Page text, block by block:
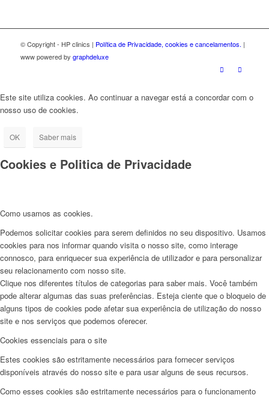
© Copyright - HP clinics | Política de Privacidade, cookies e cancelamentos. |
www powered by graphdeluxe
Este site utiliza cookies. Ao continuar a navegar está a concordar com o
nosso uso de cookies.
OK Saber mais
Cookies e Politica de Privacidade
Como usamos as cookies.
Podemos solicitar cookies para serem definidos no seu dispositivo. Usamos
cookies para nos informar quando visita o nosso site, como interage
connosco, para enriquecer sua experiência de utilizador e para personalizar
seu relacionamento com nosso site.
Clique nos diferentes títulos de categorias para saber mais. Você também
pode alterar algumas das suas preferências. Esteja ciente que o bloqueio de
alguns tipos de cookies pode afetar sua experiência de utilização do nosso
site e nos serviços que podemos oferecer.
Cookies essenciais para o site
Estes cookies são estritamente necessários para fornecer serviços
disponíveis através do nosso site e para usar alguns de seus recursos.
Como esses cookies são estritamente necessários para o funcionamento